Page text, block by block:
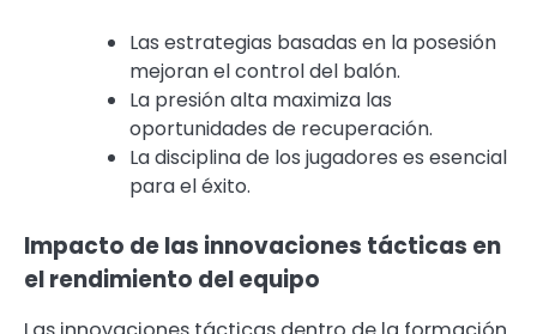
Las estrategias basadas en la posesión
mejoran el control del balón.
La presión alta maximiza las
oportunidades de recuperación.
La disciplina de los jugadores es esencial
para el éxito.
Impacto de las innovaciones tácticas en
el rendimiento del equipo